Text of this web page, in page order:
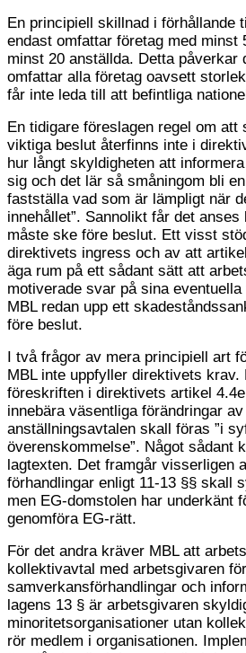
En principiell skillnad i
endast omfattar företag med
minst 20 anställda. Detta påverkar
omfattar alla företag oavsett
får inte leda till att befintliga
En tidigare föreslagen regel om
viktiga beslut återfinns inte i
hur långt skyldigheten att
sig och det lär så småningom bli
fastställa vad som är lämpligt när
innehållet”. Sannolikt får det
måste ske före beslut. Ett visst
direktivets ingress och av att
äga rum på ett sådant sätt att
motiverade svar på sina
MBL redan upp ett
före beslut.
I två frågor av mera principiell art
MBL inte uppfyller direktivets
föreskriften i direktivets artikel
innebära väsentliga förändringar
anställningsavtalen skall föras ”i
överenskommelse”. Något sådant
lagtexten. Det framgår visserligen
förhandlingar enligt 11-13 §§ skall
men EG-domstolen har underkänt
genomföra EG-rätt.
För det andra kräver MBL att
kollektivavtal med arbetsgivaren
samverkansförhandlingar och
lagens 13 § är arbetsgivaren
minoritetsorganisationer utan
rör medlem i organisationen.